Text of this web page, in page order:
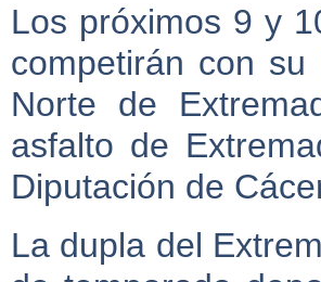
Los próximos 9 y
competirán con
Norte de
asfalto de
Diputación de
La dupla del